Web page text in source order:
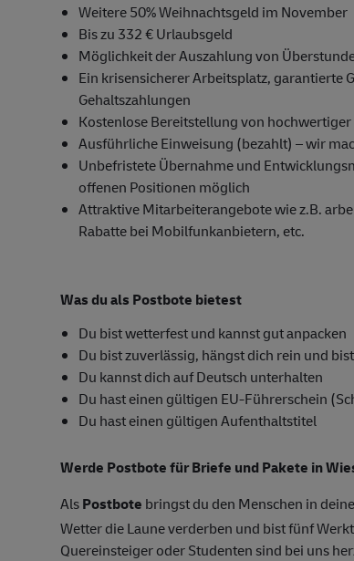
Weitere 50% Weihnachtsgeld im November
Bis zu 332 € Urlaubsgeld
Möglichkeit der Auszahlung von
Ein krisensicherer Arbeitsplatz, garantierte
Gehaltszahlungen
Kostenlose Bereitstellung von
Ausführliche Einweisung (bezahlt) – wir
Unbefristete Übernahme und
offenen Positionen möglich
Attraktive Mitarbeiterangebote wie z.B.
Rabatte bei Mobilfunkanbietern, etc.
Was du als Postbote bietest
Du bist wetterfest und kannst gut anpacken
Du bist zuverlässig, hängst dich rein und
Du kannst dich auf Deutsch unterhalten
Du hast einen gültigen EU-Führerschein
Du hast einen gültigen Aufenthaltstitel
Werde Postbote für Briefe und Pakete in
AlsPostbote bringst du den Menschen in
Wetter die Laune verderben und bist fünf
Quereinsteiger oder Studenten sind bei uns